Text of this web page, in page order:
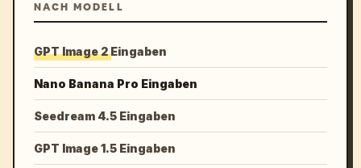
NACH MODELL
GPT Image 2 Eingaben
Nano Banana Pro Eingaben
Seedream 4.5 Eingaben
GPT Image 1.5 Eingaben